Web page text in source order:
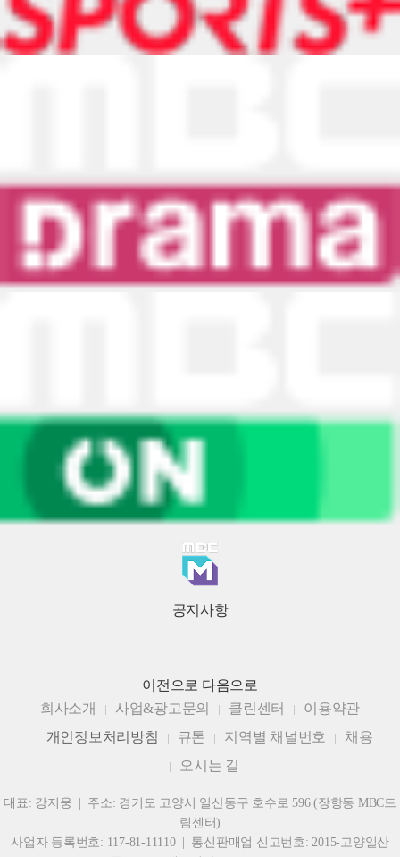
공지사항
이전으로 다음으로
회사소개
사업&광고문의 클린센터
이용약관
개인정보처리방침
큐톤 지역별 채널번호
채용
오시는 길
대표: 강지웅 | 주소: 경기도 고양시 일산동구 호수로 596 (장항동 MBC드
림센터)
사업자 등록번호: 117-81-11110 | 통신판매업 신고번호: 2015-고양일산